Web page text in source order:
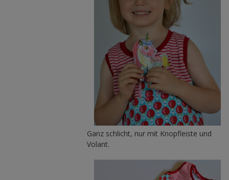
Ganz schlicht, nur mit Knopfleiste und
Volant.